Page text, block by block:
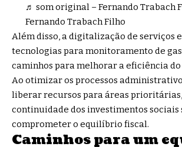
♬ som original – Fernando Trabach
Fernando Trabach Filho
Além disso, a digitalização de serviços e
tecnologias para monitoramento de
caminhos para melhorar a eficiência
Ao otimizar os processos
liberar recursos para áreas
continuidade dos investimentos sociais
comprometer o equilíbrio fiscal.
Caminhos para um